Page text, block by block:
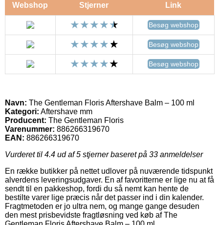
Webshop Stjerner Link
Besøg webshop
Besøg webshop
Besøg webshop
Navn: The Gentleman Floris Aftershave Balm – 100 ml
Kategori: Aftershave mm
Producent: The Gentleman Floris
Varenummer: 886266319670
EAN: 886266319670
Vurderet til 4.4 ud af 5 stjerner baseret på 33 anmeldelser
En række butikker på nettet udlover på nuværende tidspunkt
alverdens leveringsudgaver. En af favoritterne er lige nu at få
sendt til en pakkeshop, fordi du så nemt kan hente de
bestilte varer lige præcis når det passer ind i din kalender.
Fragtmetoden er jo ultra nem, og mange gange desuden
den mest prisbevidste fragtløsning ved køb af The